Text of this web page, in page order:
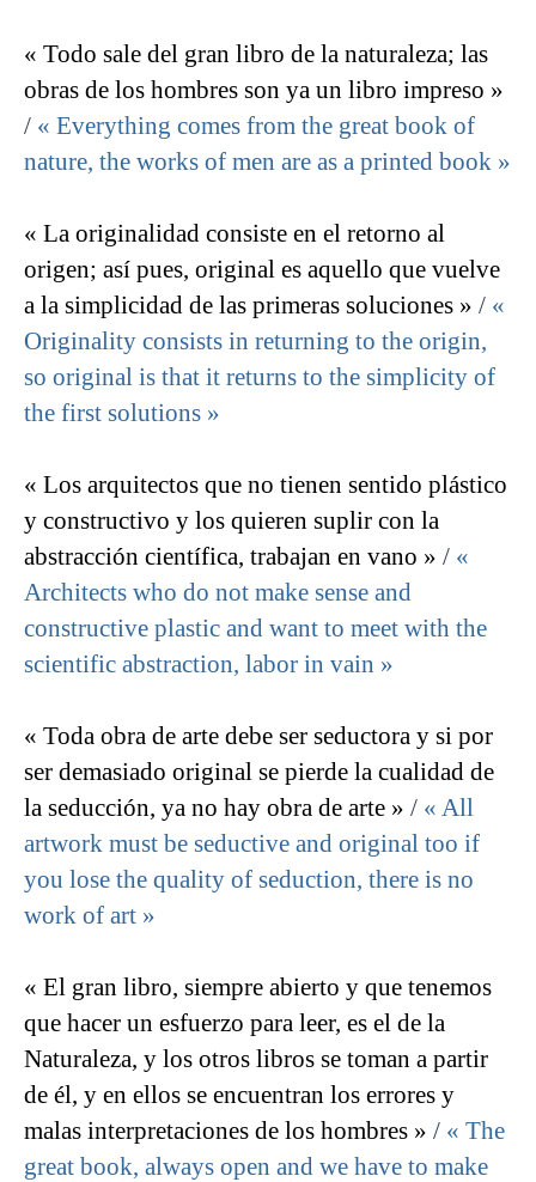
« Todo sale del gran libro de la naturaleza; las
obras de los hombres son ya un libro impreso »
/ « Everything comes from the great book of
nature, the works of men are as a printed book »
« La originalidad consiste en el retorno al
origen; así pues, original es aquello que vuelve
a la simplicidad de las primeras soluciones » / «
Originality consists in returning to the origin,
so original is that it returns to the simplicity of
the first solutions »
« Los arquitectos que no tienen sentido plástico
y constructivo y los quieren suplir con la
abstracción científica, trabajan en vano » / «
Architects who do not make sense and
constructive plastic and want to meet with the
scientific abstraction, labor in vain »
« Toda obra de arte debe ser seductora y si por
ser demasiado original se pierde la cualidad de
la seducción, ya no hay obra de arte » / « All
artwork must be seductive and original too if
you lose the quality of seduction, there is no
work of art »
« El gran libro, siempre abierto y que tenemos
que hacer un esfuerzo para leer, es el de la
Naturaleza, y los otros libros se toman a partir
de él, y en ellos se encuentran los errores y
malas interpretaciones de los hombres » / « The
great book, always open and we have to make